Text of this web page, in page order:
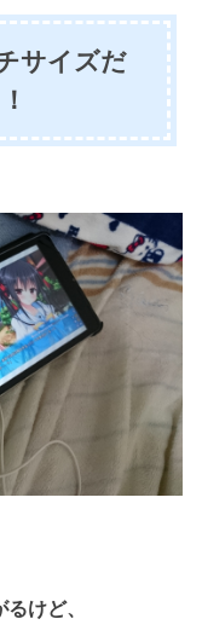
サイズだ
けど、